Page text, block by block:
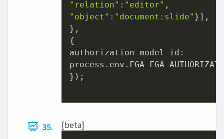
"relation" : "editor"
"object" : "document:slide" }],
},
authorization_model_id :
process. env .
});
35. [beta]